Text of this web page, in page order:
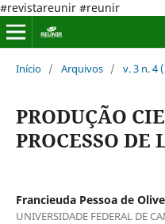
#revistareunir #reunir
Início / Arquivos / v. 3 n. 4
PRODUÇÃO
PROCESSO DE
Francieuda Pessoa de
UNIVERSIDADE FEDERAL DE